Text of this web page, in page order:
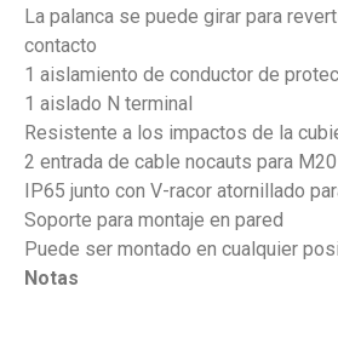
La palanca se puede girar para
contacto
1 aislamiento de conductor de
1 aislado N terminal
Resistente a los impactos de la
2 entrada de cable nocauts para
IP65 junto con V-racor atornillado
Soporte para montaje en pared
Puede ser montado en cualquier
Notas